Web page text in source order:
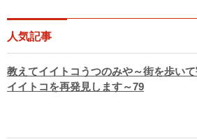
人気記事
教えてイイトコうつのみや～街を歩い
イイトコを再発見します～79